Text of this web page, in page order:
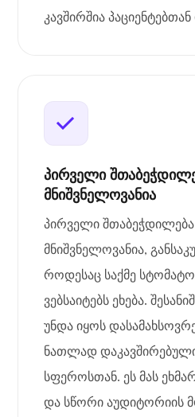
კავშირშია
პირველი
მნიშვნელოვანია
პირველი
მნიშვნელოვანია,
როდესაც საქმე
ვებსაიტებს ეხება.
უნდა იყოს
ნათლად
სფეროსთან. ეს მას
და სწორი აუდიტორიის